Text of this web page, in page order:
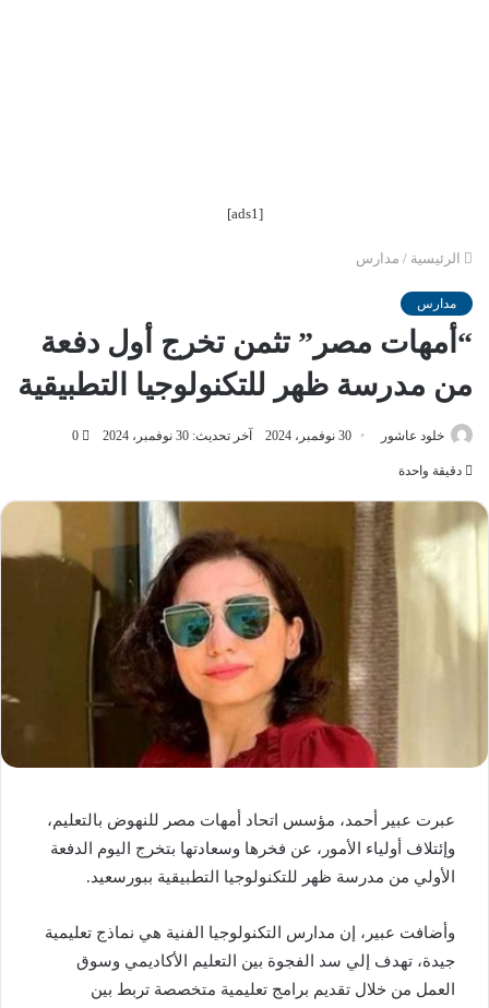
[ads1]
الرئيسية / مدارس
مدارس
“أمهات مصر” تثمن تخرج أول دفعة
من مدرسة ظهر للتكنولوجيا التطبيقية
خلود عاشور 30 نوفمبر، 2024 آخر تحديث: 30 نوفمبر، 2024 0
دقيقة واحدة
عبرت عبير أحمد، مؤسس اتحاد أمهات مصر للنهوض بالتعليم،
وإئتلاف أولياء الأمور، عن فخرها وسعادتها بتخرج اليوم الدفعة
الأولي من مدرسة ظهر للتكنولوجيا التطبيقية ببورسعيد.
وأضافت عبير، إن مدارس التكنولوجيا الفنية هي نماذج تعليمية
جيدة، تهدف إلي سد الفجوة بين التعليم الأكاديمي وسوق
العمل من خلال تقديم برامج تعليمية متخصصة تربط بين